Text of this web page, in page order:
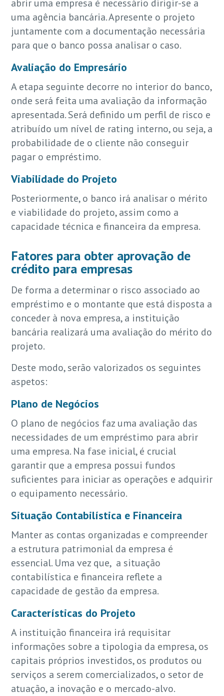
abrir uma empresa é necessário dirigir-se a
uma agência bancária. Apresente o projeto
juntamente com a documentação necessária
para que o banco possa analisar o caso.
Avaliação do Empresário
A etapa seguinte decorre no interior do banco,
onde será feita uma avaliação da informação
apresentada. Será definido um perfil de risco e
atribuído um nível de rating interno, ou seja, a
probabilidade de o cliente não conseguir
pagar o empréstimo.
Viabilidade do Projeto
Posteriormente, o banco irá analisar o mérito
e viabilidade do projeto, assim como a
capacidade técnica e financeira da empresa.
Fatores para obter aprovação de
crédito para empresas
De forma a determinar o risco associado ao
empréstimo e o montante que está disposta a
conceder à nova empresa, a instituição
bancária realizará uma avaliação do mérito do
projeto.
Deste modo, serão valorizados os seguintes
aspetos:
Plano de Negócios
O plano de negócios faz uma avaliação das
necessidades de um empréstimo para abrir
uma empresa. Na fase inicial, é crucial
garantir que a empresa possui fundos
suficientes para iniciar as operações e adquirir
o equipamento necessário.
Situação Contabilística e Financeira
Manter as contas organizadas e compreender
a estrutura patrimonial da empresa é
essencial. Uma vez que, a situação
contabilística e financeira reflete a
capacidade de gestão da empresa.
Características do Projeto
A instituição financeira irá requisitar
informações sobre a tipologia da empresa, os
capitais próprios investidos, os produtos ou
serviços a serem comercializados, o setor de
atuação, a inovação e o mercado-alvo.